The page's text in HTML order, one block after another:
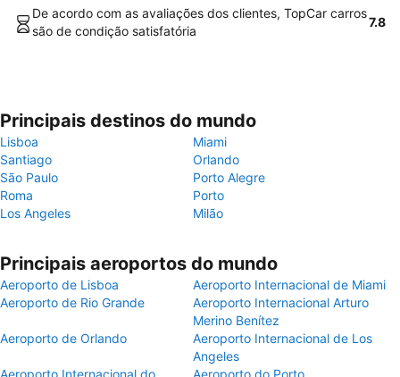
De acordo com as avaliações dos clientes, TopCar carros
são de condição satisfatória
7.8
Principais destinos do mundo
Lisboa
Miami
Santiago
Orlando
São Paulo
Porto Alegre
Roma
Porto
Los Angeles
Milão
Principais aeroportos do mundo
Aeroporto de Lisboa
Aeroporto Internacional de Miami
Aeroporto de Rio Grande
Aeroporto Internacional Arturo
Merino Benítez
Aeroporto de Orlando
Aeroporto Internacional de Los
Angeles
Aeroporto Internacional do
Aeroporto do Porto